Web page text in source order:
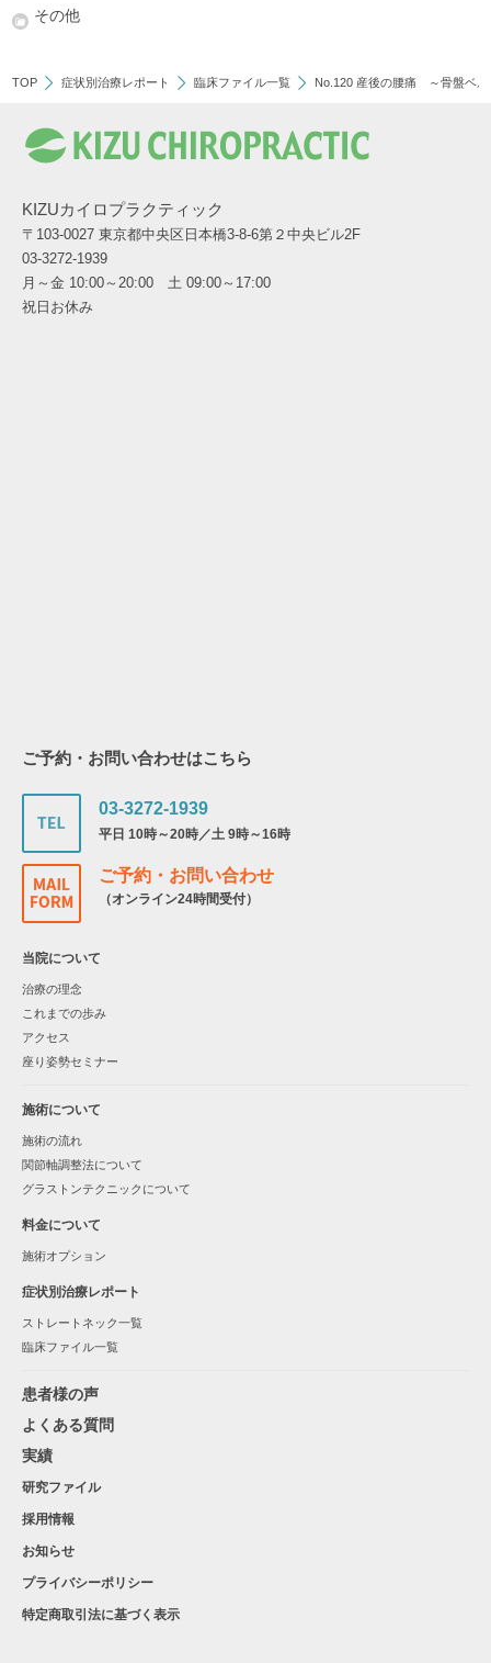
その他
TOP 症状別治療レポート 臨床ファイル一覧 No.120 産後の腰痛 ～骨盤ベ
KIZUカイロプラクティック
〒103-0027 東京都中央区日本橋3-8-6第２中央ビル2F
03-3272-1939
月～金 10:00～20:00 土 09:00～17:00
祝日お休み
ご予約・お問い合わせはこちら
03-3272-1939
平日 10時～20時／土 9時～16時
ご予約・お問い合わせ
（オンライン24時間受付）
当院について
治療の理念
これまでの歩み
アクセス
座り姿勢セミナー
施術について
施術の流れ
関節軸調整法について
グラストンテクニックについて
料金について
施術オプション
症状別治療レポート
ストレートネック一覧
臨床ファイル一覧
患者様の声
よくある質問
実績
研究ファイル
採用情報
お知らせ
プライバシーポリシー
特定商取引法に基づく表示